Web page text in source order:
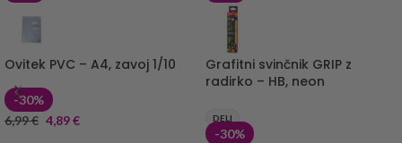
Ovitek PVC – A4, zavoj 1/10
-30%
6,99€ 4,89€
Grafitni svinčnik GRIP z
radirko – HB, neon
DELI
-30%